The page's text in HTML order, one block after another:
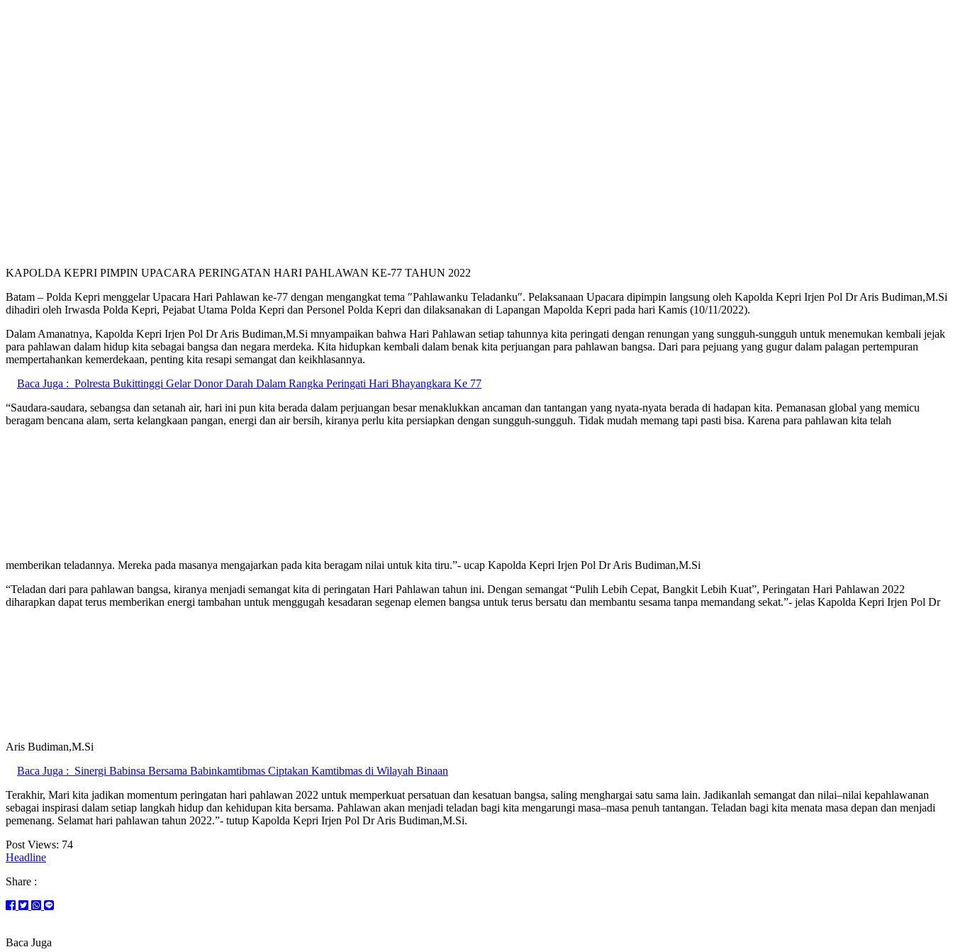
KAPOLDA KEPRI PIMPIN UPACARA PERINGATAN HARI PAHLAWAN KE-77 TAHUN 2022
Batam – Polda Kepri menggelar Upacara Hari Pahlawan ke-77 dengan mengangkat tema ″Pahlawanku Teladanku″. Pelaksanaan Upacara dipimpin langsung oleh Kapolda Kepri Irjen Pol Dr Aris Budiman,M.Si
dihadiri oleh Irwasda Polda Kepri, Pejabat Utama Polda Kepri dan Personel Polda Kepri dan dilaksanakan di Lapangan Mapolda Kepri pada hari Kamis (10/11/2022).
Dalam Amanatnya, Kapolda Kepri Irjen Pol Dr Aris Budiman,M.Si mnyampaikan bahwa Hari Pahlawan setiap tahunnya kita peringati dengan renungan yang sungguh-sungguh untuk menemukan kembali jejak
para pahlawan dalam hidup kita sebagai bangsa dan negara merdeka. Kita hidupkan kembali dalam benak kita perjuangan para pahlawan bangsa. Dari para pejuang yang gugur dalam palagan pertempuran
mempertahankan kemerdekaan, penting kita resapi semangat dan keikhlasannya.
Baca Juga : Polresta Bukittinggi Gelar Donor Darah Dalam Rangka Peringati Hari Bhayangkara Ke 77
“Saudara-saudara, sebangsa dan setanah air, hari ini pun kita berada dalam perjuangan besar menaklukkan ancaman dan tantangan yang nyata-nyata berada di hadapan kita. Pemanasan global yang memicu
beragam bencana alam, serta kelangkaan pangan, energi dan air bersih, kiranya perlu kita persiapkan dengan sungguh-sungguh. Tidak mudah memang tapi pasti bisa. Karena para pahlawan kita telah
memberikan teladannya. Mereka pada masanya mengajarkan pada kita beragam nilai untuk kita tiru.”- ucap Kapolda Kepri Irjen Pol Dr Aris Budiman,M.Si
“Teladan dari para pahlawan bangsa, kiranya menjadi semangat kita di peringatan Hari Pahlawan tahun ini. Dengan semangat “Pulih Lebih Cepat, Bangkit Lebih Kuat”, Peringatan Hari Pahlawan 2022
diharapkan dapat terus memberikan energi tambahan untuk menggugah kesadaran segenap elemen bangsa untuk terus bersatu dan membantu sesama tanpa memandang sekat.”- jelas Kapolda Kepri Irjen Pol Dr
Aris Budiman,M.Si
Baca Juga : Sinergi Babinsa Bersama Babinkamtibmas Ciptakan Kamtibmas di Wilayah Binaan
Terakhir, Mari kita jadikan momentum peringatan hari pahlawan 2022 untuk memperkuat persatuan dan kesatuan bangsa, saling menghargai satu sama lain. Jadikanlah semangat dan nilai–nilai kepahlawanan
sebagai inspirasi dalam setiap langkah hidup dan kehidupan kita bersama. Pahlawan akan menjadi teladan bagi kita mengarungi masa–masa penuh tantangan. Teladan bagi kita menata masa depan dan menjadi
pemenang. Selamat hari pahlawan tahun 2022.”- tutup Kapolda Kepri Irjen Pol Dr Aris Budiman,M.Si.
Post Views: 74
Headline
Share :
Baca Juga